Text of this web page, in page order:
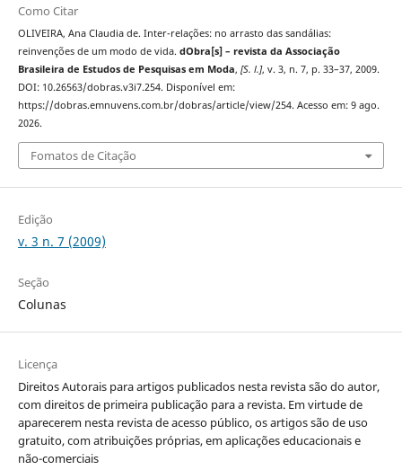
Como Citar
OLIVEIRA, Ana Claudia de. Inter-relações: no arrasto das sandálias:
reinvenções de um modo de vida. dObra[s] – revista da Associação
Brasileira de Estudos de Pesquisas em Moda, [S. l.], v. 3, n. 7, p. 33–37, 2009.
DOI: 10.26563/dobras.v3i7.254. Disponível em:
https://dobras.emnuvens.com.br/dobras/article/view/254. Acesso em: 9 ago.
2026.
Fomatos de Citação
Edição
v. 3 n. 7 (2009)
Seção
Colunas
Licença
Direitos Autorais para artigos publicados nesta revista são do autor,
com direitos de primeira publicação para a revista. Em virtude de
aparecerem nesta revista de acesso público, os artigos são de uso
gratuito, com atribuições próprias, em aplicações educacionais e
não-comerciais